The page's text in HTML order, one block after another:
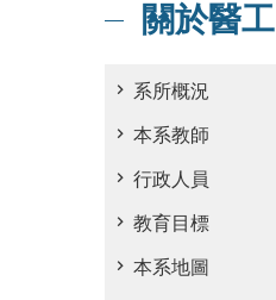
關於醫工
系所概況
本系教師
行政人員
教育目標
本系地圖